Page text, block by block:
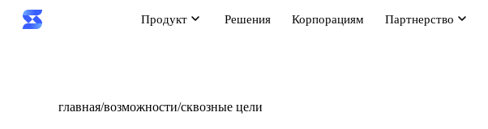
Продукт Решения Корпорациям Партнерство
главная/возможности/сквозные цели